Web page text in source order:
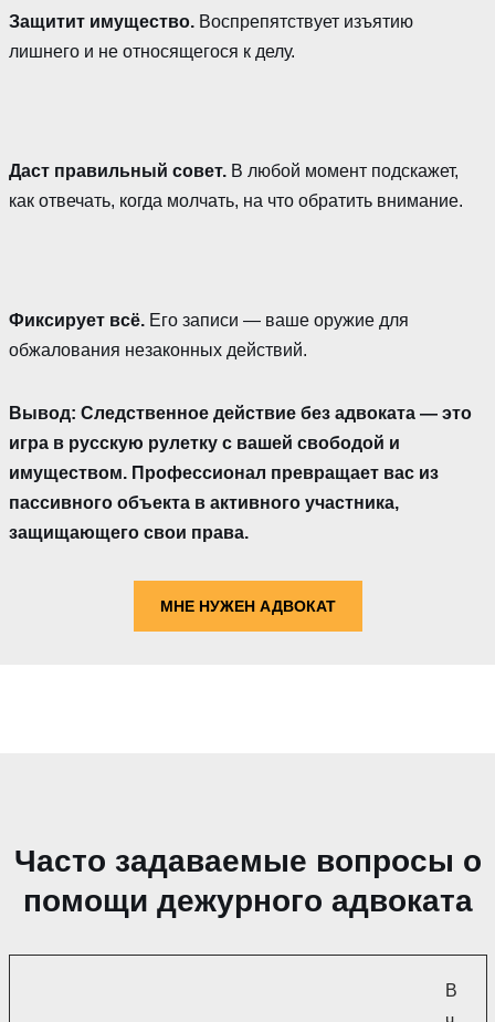
Защитит имущество.Воспрепятствует изъятию
лишнего и не относящегося к делу.
Даст правильный совет.В любой момент подскажет,
как отвечать, когда молчать, на что обратить внимание.
Фиксирует всё.Его записи — ваше оружие для
обжалования незаконных действий.
Вывод: Следственное действие без адвоката — это
игра в русскую рулетку с вашей свободой и
имуществом. Профессионал превращает вас из
пассивного объекта в активного участника,
защищающего свои права.
МНЕ НУЖЕН АДВОКАТ
Часто задаваемые вопросы о
помощи дежурного адвоката
В